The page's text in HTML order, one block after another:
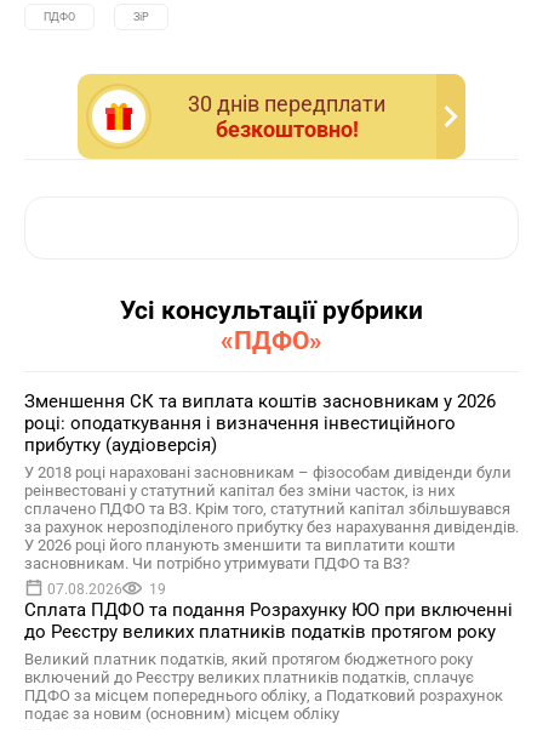
ПДФО ЗіР
30 днiв передплати
безкоштовно!
Усі консультації рубрики
«ПДФО»
Зменшення СК та виплата коштів засновникам у 2026
році: оподаткування і визначення інвестиційного
прибутку (аудіоверсія)
У 2018 році нараховані засновникам – фізособам дивіденди були
реінвестовані у статутний капітал без зміни часток, із них
сплачено ПДФО та ВЗ. Крім того, статутний капітал збільшувався
за рахунок нерозподіленого прибутку без нарахування дивідендів.
У 2026 році його планують зменшити та виплатити кошти
засновникам. Чи потрібно утримувати ПДФО та ВЗ?
07.08.2026 19
Сплата ПДФО та подання Розрахунку ЮО при включенні
до Реєстру великих платників податків протягом року
Великий платник податків, який протягом бюджетного року
включений до Реєстру великих платників податків, сплачує
ПДФО за місцем попереднього обліку, а Податковий розрахунок
подає за новим (основним) місцем обліку